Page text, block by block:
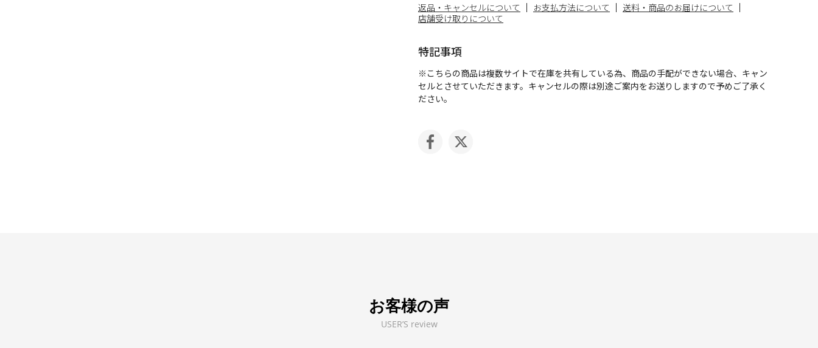
返品・キャンセルについて お支払方法について
送料・商品のお届けについて
店舗受け取りについて
特記事項
※こちらの商品は複数サイトで在庫を共有している為、商品の手配ができない場合、キャン
セルとさせていただきます。キャンセルの際は別途ご案内をお送りしますので予めご了承く
ださい。
お客様の声
USER’S review